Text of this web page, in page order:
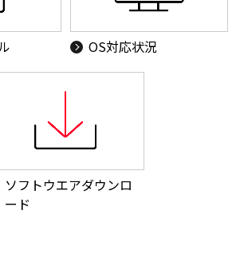
OS対応状況
ソフトウエアダウンロ
ード